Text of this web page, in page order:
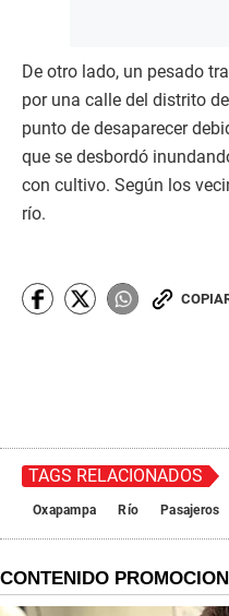
De otro lado, un pesado
por una calle del distrito
punto de desaparecer
que se desbordó
con cultivo. Según los
río.
TAGS RELACIONADOS
Oxapampa Río Pasajeros